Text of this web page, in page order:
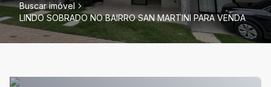
Buscar imóvel
LINDO SOBRADO NO BAIRRO SAN MARTINI PARA VENDA